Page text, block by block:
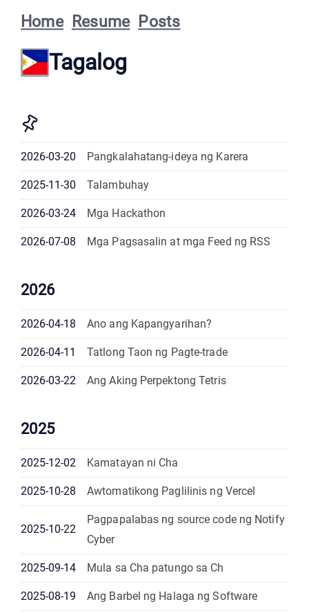
Home Resume Posts
Tagalog
2026-03-20 Pangkalahatang-ideya ng Karera
2025-11-30 Talambuhay
2026-03-24 Mga Hackathon
2026-07-08 Mga Pagsasalin at mga Feed ng RSS
2026
2026-04-18 Ano ang Kapangyarihan?
2026-04-11 Tatlong Taon ng Pagte-trade
2026-03-22 Ang Aking Perpektong Tetris
2025
2025-12-02 Kamatayan ni Cha
2025-10-28 Awtomatikong Paglilinis ng Vercel
2025-10-22
Pagpapalabas ng source code ng Notify
Cyber
2025-09-14 Mula sa Cha patungo sa Ch
2025-08-19 Ang Barbel ng Halaga ng Software